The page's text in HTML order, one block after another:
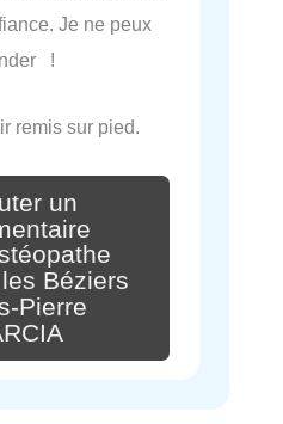
Je ne peux
!
remis sur pied.
un
Béziers
Pierre